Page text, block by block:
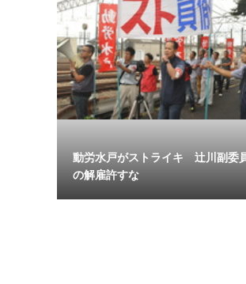
動労水戸がストライキ 辻川副委
の解雇許すな